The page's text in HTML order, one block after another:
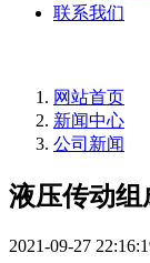
联系我们
网站首页
新闻中心
公司新闻
液压传动组
2021-09-27